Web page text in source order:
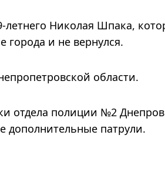
Николая Шпака,
и не вернулся.
области.
отдела полиции №2
дополнительные патрули.